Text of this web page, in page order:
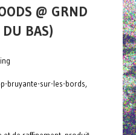
@ GRND
BAS)
bruyante-sur-les-bords,